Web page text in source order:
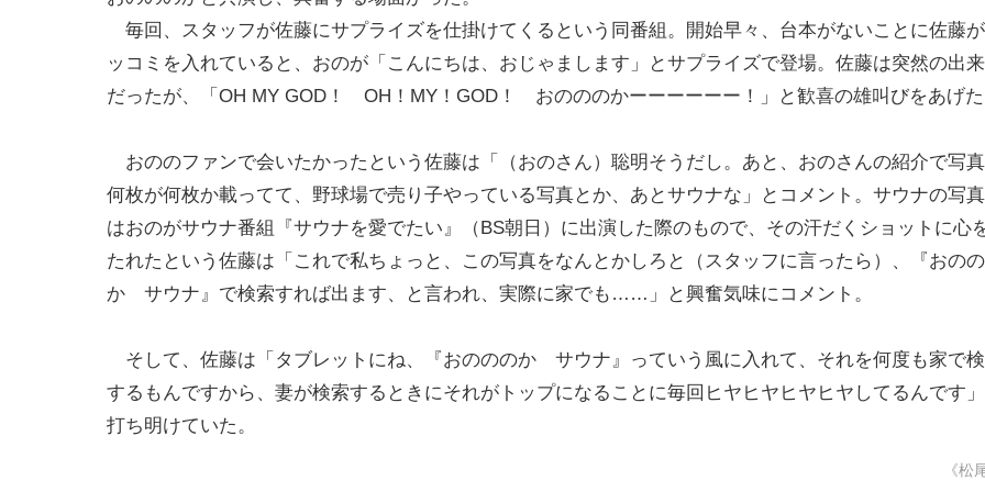
毎回、スタッフが佐藤にサプライズを仕掛けてくるという同番組。開始早々、台本がないことに佐藤
ッコミを入れていると、おのが「こんにちは、おじゃまします」とサプライズで登場。佐藤は突然の出
だったが、「OH MY GOD！ OH！MY！GOD！ おのののかーーーーーー！」と歓喜の雄叫びをあげ
おののファンで会いたかったという佐藤は「（おのさん）聡明そうだし。あと、おのさんの紹介で写
何枚が何枚か載ってて、野球場で売り子やっている写真とか、あとサウナな」とコメント。サウナの写
はおのがサウナ番組『サウナを愛でたい』（BS朝日）に出演した際のもので、その汗だくショットに心
たれたという佐藤は「これで私ちょっと、この写真をなんとかしろと（スタッフに言ったら）、『おの
か サウナ』で検索すれば出ます、と言われ、実際に家でも……」と興奮気味にコメント。
そして、佐藤は「タブレットにね、『おのののか サウナ』っていう風に入れて、それを何度も家で
するもんですから、妻が検索するときにそれがトップになることに毎回ヒヤヒヤヒヤヒヤしてるんです
打ち明けていた。
《松